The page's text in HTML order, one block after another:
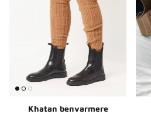
Khatan benvarmere